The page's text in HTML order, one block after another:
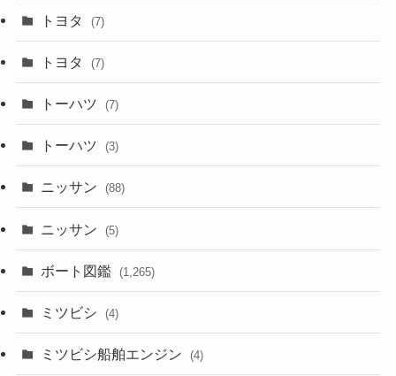
トヨタ (7)
トヨタ (7)
トーハツ (7)
トーハツ (3)
ニッサン (88)
ニッサン (5)
ボート図鑑 (1,265)
ミツビシ (4)
ミツビシ船舶エンジン (4)